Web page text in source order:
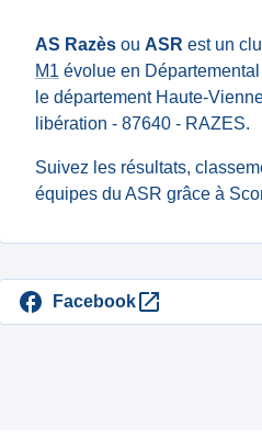
AS Razès ou ASR est un
M1 évolue en
le département Haute-
libération - 87640 - RAZES.
Suivez les résultats,
équipes du ASR grâce à
Facebook